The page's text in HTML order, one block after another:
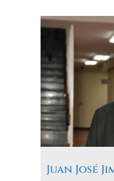
Juan José